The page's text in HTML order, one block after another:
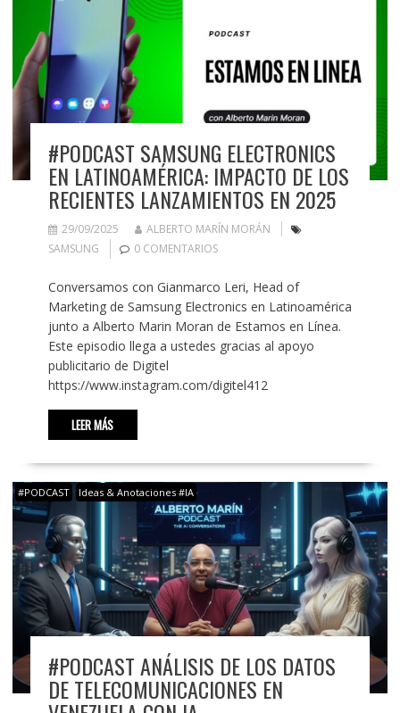
#PODCAST SAMSUNG ELECTRONICS
EN LATINOAMÉRICA: IMPACTO DE LOS
RECIENTES LANZAMIENTOS EN 2025
29/09/2025
ALBERTO MARÍN MORÁN
SAMSUNG
0 COMENTARIOS
Conversamos con Gianmarco Leri, Head of
Marketing de Samsung Electronics en Latinoamérica
junto a Alberto Marin Moran de Estamos en Línea.
Este episodio llega a ustedes gracias al apoyo
publicitario de Digitel
https://www.instagram.com/digitel412
LEER MÁS
#PODCAST Ideas & Anotaciones #IA
#PODCAST ANÁLISIS DE LOS DATOS
DE TELECOMUNICACIONES EN